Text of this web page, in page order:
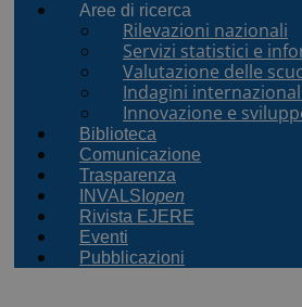
Aree di ricerca
Rilevazioni nazionali
Servizi statistici e
Valutazione delle
Indagini
Innovazione e
Biblioteca
Comunicazione
Trasparenza
INVALSI open
Rivista EJERE
Eventi
Pubblicazioni